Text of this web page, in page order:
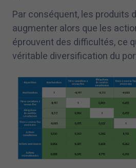
Par conséquent, les produits
augmenter alors que les
éprouvent des difficultés, ce
véritable diversification du